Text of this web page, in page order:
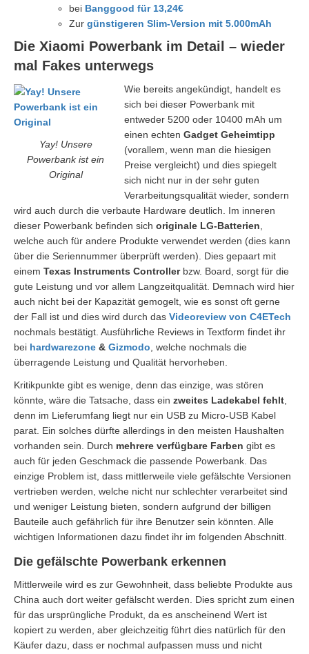
bei Banggood für 13,24€
Zur günstigeren Slim-Version mit 5.000mAh
Die Xiaomi Powerbank im Detail – wieder
mal Fakes unterwegs
Yay! Unsere
Powerbank ist ein
Original
Wie bereits angekündigt, handelt es
sich bei dieser Powerbank mit
entweder 5200 oder 10400 mAh um
einen echten Gadget Geheimtipp
(vorallem, wenn man die hiesigen
Preise vergleicht) und dies spiegelt
sich nicht nur in der sehr guten
Verarbeitungsqualität wieder, sondern
wird auch durch die verbaute Hardware deutlich. Im inneren
dieser Powerbank befinden sich originale LG-Batterien,
welche auch für andere Produkte verwendet werden (dies kann
über die Seriennummer überprüft werden). Dies gepaart mit
einem Texas Instruments Controllerbzw. Board, sorgt für die
gute Leistung und vor allem Langzeitqualität. Demnach wird hier
auch nicht bei der Kapazität gemogelt, wie es sonst oft gerne
der Fall ist und dies wird durch das Videoreview von C4ETech
nochmals bestätigt. Ausführliche Reviews in Textform findet ihr
bei hardwarezone & Gizmodo, welche nochmals die
überragende Leistung und Qualität hervorheben.
Kritikpunkte gibt es wenige, denn das einzige, was stören
könnte, wäre die Tatsache, dass ein zweites Ladekabel fehlt,
denn im Lieferumfang liegt nur ein USB zu Micro-USB Kabel
parat. Ein solches dürfte allerdings in den meisten Haushalten
vorhanden sein. Durch mehrere verfügbare Farben gibt es
auch für jeden Geschmack die passende Powerbank. Das
einzige Problem ist, dass mittlerweile viele gefälschte Versionen
vertrieben werden, welche nicht nur schlechter verarbeitet sind
und weniger Leistung bieten, sondern aufgrund der billigen
Bauteile auch gefährlich für ihre Benutzer sein könnten. Alle
wichtigen Informationen dazu findet ihr im folgenden Abschnitt.
Die gefälschte Powerbank erkennen
Mittlerweile wird es zur Gewohnheit, dass beliebte Produkte aus
China auch dort weiter gefälscht werden. Dies spricht zum einen
für das ursprüngliche Produkt, da es anscheinend Wert ist
kopiert zu werden, aber gleichzeitig führt dies natürlich für den
Käufer dazu, dass er nochmal aufpassen muss und nicht